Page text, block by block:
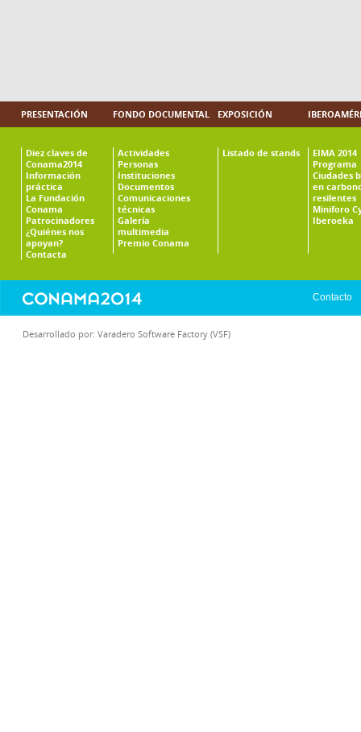
PRESENTACIÓN
Diez claves de
Conama2014
Información
práctica
La Fundación
Conama
Patrocinadores
¿Quiénes nos
apoyan?
Contacta
FONDO DOCUMENTAL
Actividades
Personas
Instituciones
Documentos
Comunicaciones
técnicas
Galería
multimedia
Premio Conama
EXPOSICIÓN
Listado de stands
EIMA 2014
Programa
Ciudades
en
resilentes
Miniforo
Iberoeka
Contacto
Desarrollado por: Varadero Software Factory (VSF)